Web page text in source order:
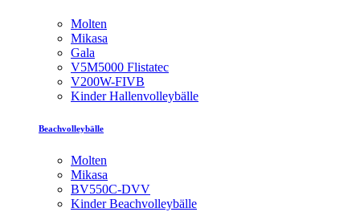
Molten
Mikasa
Gala
V5M5000 Flistatec
V200W-FIVB
Kinder Hallenvolleybälle
Beachvolleybälle
Molten
Mikasa
BV550C-DVV
Kinder Beachvolleybälle